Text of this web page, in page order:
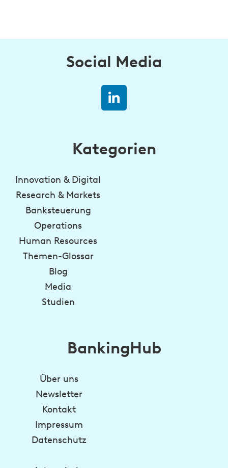
Social Media
Kategorien
Innovation & Digital
Research & Markets
Banksteuerung
Operations
Human Resources
Themen-Glossar
Blog
Media
Studien
BankingHub
Über uns
Newsletter
Kontakt
Impressum
Datenschutz